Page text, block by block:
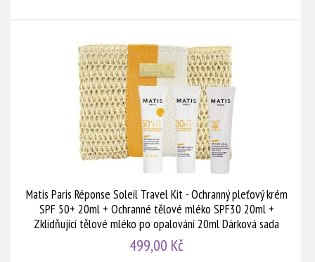
Matis Paris Réponse Soleil Travel Kit - Ochranný pleťový krém
SPF 50+ 20ml + Ochranné tělové mléko SPF30 20ml +
Zklidňující tělové mléko po opalování 20ml Dárková sada
499,00 Kč